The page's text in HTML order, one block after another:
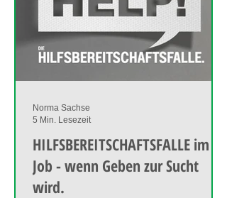
HILFSBEREITSCHAFTSFALLE im
Job - wenn Geben zur Sucht
wird.
Norma Sachse
5 Min. Lesezeit